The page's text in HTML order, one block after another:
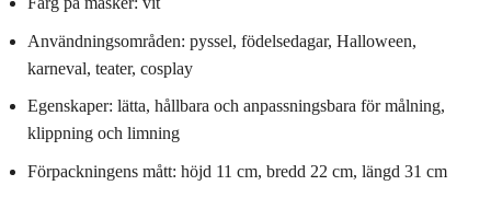
Användningsområden: pyssel, födelsedagar, Halloween,
karneval, teater, cosplay
Egenskaper: lätta, hållbara och anpassningsbara för målning,
klippning och limning
Förpackningens mått: höjd 11 cm, bredd 22 cm, längd 31 cm